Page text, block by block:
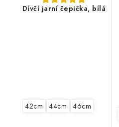
Dívčí jarní čepička, bílá
42cm 44cm 46cm